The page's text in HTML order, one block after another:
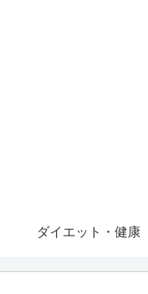
ダイエット・健康